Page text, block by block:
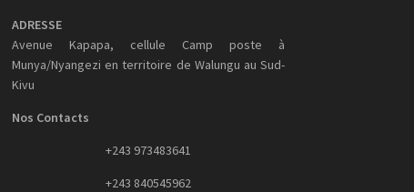
ADRESSE
Avenue Kapapa, cellule Camp poste à
Munya/Nyangezi en territoire de Walungu au Sud-
Kivu
Nos Contacts
+243 973483641
+243 840545962